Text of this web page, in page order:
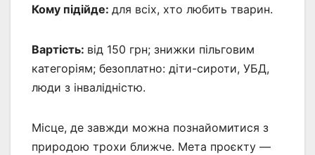
Кому підійде: для всіх, хто любить тварин.
Вартість: від 150 грн; знижки пільговим
категоріям; безоплатно: діти-сироти, УБД,
люди з інвалідністю.
Місце, де завжди можна познайомитися з
природою трохи ближче. Мета проєкту —